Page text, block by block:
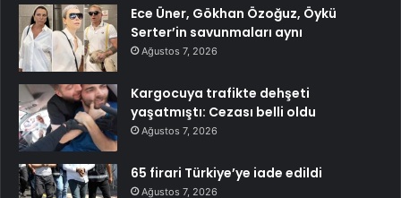
Ece Üner, Gökhan Özoğuz, Öykü
Serter’in savunmaları aynı
Ağustos 7, 2026
Kargocuya trafikte dehşeti
yaşatmıştı: Cezası belli oldu
Ağustos 7, 2026
65 firari Türkiye’ye iade edildi
Ağustos 7, 2026